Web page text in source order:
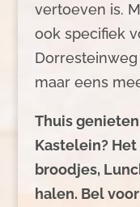
vertoeven is.
ook specifiek
maar eens
Thuis
Kastelein?
broodjes,
halen. Bel